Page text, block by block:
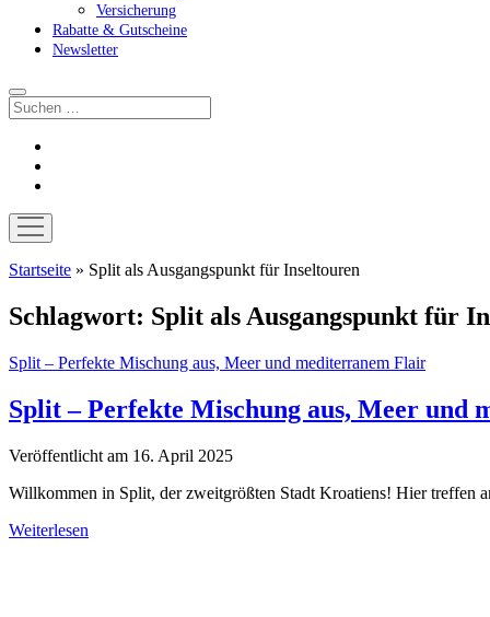
Versicherung
Rabatte & Gutscheine
Newsletter
Suchen
Menü
öffnen
Startseite » Split als Ausgangspunkt für Inseltouren
Schlagwort: Split als Ausgangspunkt für
Split – Perfekte Mischung aus, Meer und mediterranem Flair
Split – Perfekte Mischung aus, Meer und
Veröffentlicht am 16. April 2025
Willkommen in Split, der zweitgrößten Stadt Kroatiens! Hier treffen
Weiterlesen